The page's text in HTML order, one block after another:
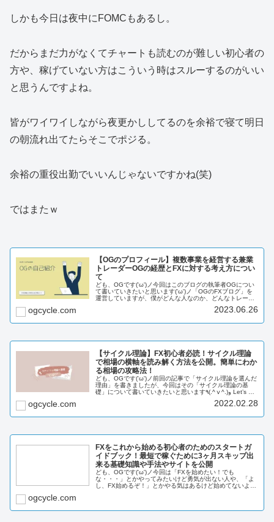
しかも今日は夜中にFOMCもあるし。
だからまだ力がなくてチャートも読むのが難しい初心者の
方や、稼げていない方はこういう時はスルーするのがいい
と思うんですよね。
皆がワイワイしながら夜更かししてるのを余裕で寝て明日
の朝流れ出てたらそこでポジる。
余裕の重役出勤でいいんじゃないですかね(笑)
ではまたｗ
【OGのプロフィール】複数事業を経営する兼業
トレーダーOGの経歴とFXに対する考え方につい
て
ども、OGです('ω')ノ今回はこのブログの執筆者OGについ
て書いていきたいと思います('ω')ノ「OGのFXブログ」を
運営していますが、僕がどんな人なのか、どんなトレーダ
ogcycle.com 2023.06.26
【サイクル理論】FX初心者必読！サイクル理論
で相場の横軸を読み解く方法を公開。簡単にわか
る相場の攻略法！
ども、OGです('ω')ノ前回の記事で「サイクル理論を選んだ
理由」を書きましたが、今回はその「サイクル理論の基
礎」について書いていきたいと思います٩(.^ⅴ^.)و Let’s go!
ogcycle.com 2022.02.28
FXをこれから始める初心者のためのスタートガ
イドブック！最短で稼ぐために3ヶ月スキップ出
来る基礎知識や手法やサイトを公開
ども、OGです('ω')ノ今回は「FXを始めたい！でも
な・・・」とかやってみたいけど勇気が出ない人や、「よ
し、FX始めるぞ！」とかやる気はあるけど始めてないよう
ogcycle.com